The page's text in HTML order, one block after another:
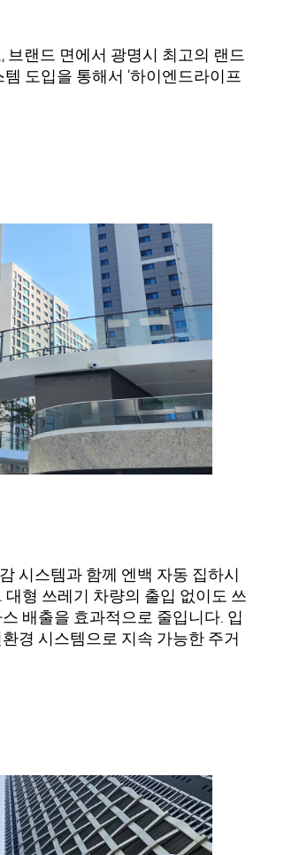
브랜드 면에서 광명시 최고의 랜드
도입을 통해서 ‘하이엔드라이프
시스템과 함께 엔백 자동 집하시
형 쓰레기 차량의 출입 없이도 쓰
배출을 효과적으로 줄입니다. 입
경 시스템으로 지속 가능한 주거